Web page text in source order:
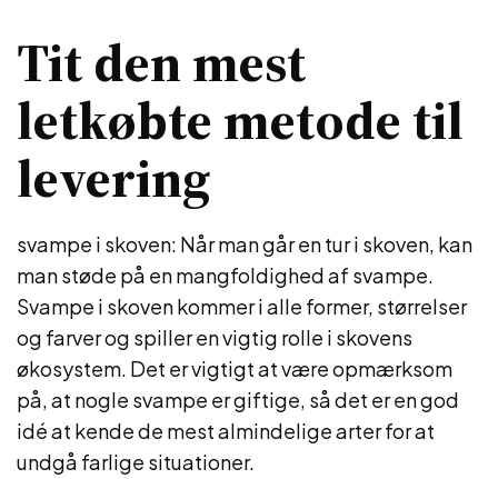
Tit den mest
letkøbte metode til
levering
svampe i skoven: Når man går en tur i skoven, kan
man støde på en mangfoldighed af svampe.
Svampe i skoven kommer i alle former, størrelser
og farver og spiller en vigtig rolle i skovens
økosystem. Det er vigtigt at være opmærksom
på, at nogle svampe er giftige, så det er en god
idé at kende de mest almindelige arter for at
undgå farlige situationer.